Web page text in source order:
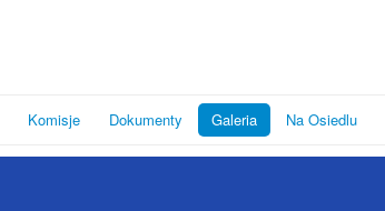
Komisje Dokumenty Galeria Na Osiedlu